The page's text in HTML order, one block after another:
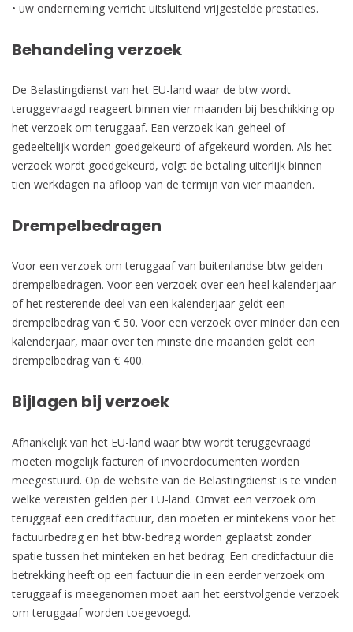
• uw onderneming verricht uitsluitend vrijgestelde prestaties.
Behandeling verzoek
De Belastingdienst van het EU-land waar de btw wordt
teruggevraagd reageert binnen vier maanden bij beschikking op
het verzoek om teruggaaf. Een verzoek kan geheel of
gedeeltelijk worden goedgekeurd of afgekeurd worden. Als het
verzoek wordt goedgekeurd, volgt de betaling uiterlijk binnen
tien werkdagen na afloop van de termijn van vier maanden.
Drempelbedragen
Voor een verzoek om teruggaaf van buitenlandse btw gelden
drempelbedragen. Voor een verzoek over een heel kalenderjaar
of het resterende deel van een kalenderjaar geldt een
drempelbedrag van € 50. Voor een verzoek over minder dan een
kalenderjaar, maar over ten minste drie maanden geldt een
drempelbedrag van € 400.
Bijlagen bij verzoek
Afhankelijk van het EU-land waar btw wordt teruggevraagd
moeten mogelijk facturen of invoerdocumenten worden
meegestuurd. Op de website van de Belastingdienst is te vinden
welke vereisten gelden per EU-land. Omvat een verzoek om
teruggaaf een creditfactuur, dan moeten er mintekens voor het
factuurbedrag en het btw-bedrag worden geplaatst zonder
spatie tussen het minteken en het bedrag. Een creditfactuur die
betrekking heeft op een factuur die in een eerder verzoek om
teruggaaf is meegenomen moet aan het eerstvolgende verzoek
om teruggaaf worden toegevoegd.